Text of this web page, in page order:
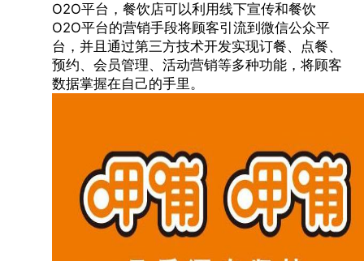
O2O平台，餐饮店可以利用线下宣传和餐饮
O2O平台的营销手段将顾客引流到微信公众平
台，并且通过第三方技术开发实现订餐、点餐、
预约、会员管理、活动营销等多种功能，将顾客
数据掌握在自己的手里。